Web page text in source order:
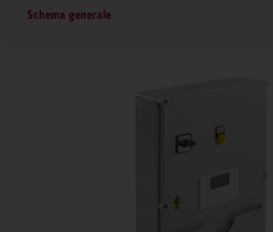
Schema generale